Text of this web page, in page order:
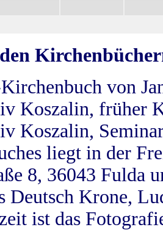
von
Koszalin, früher
Koszalin,
liegt in der
8, 36043 Fulda
Deutsch Krone,
ist das